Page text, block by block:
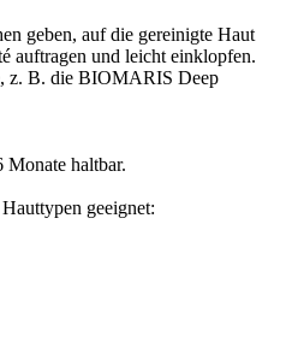
geben, auf die gereinigte Haut
auftragen und leicht einklopfen.
z. B. die BIOMARIS Deep
Monate haltbar.
geeignet: